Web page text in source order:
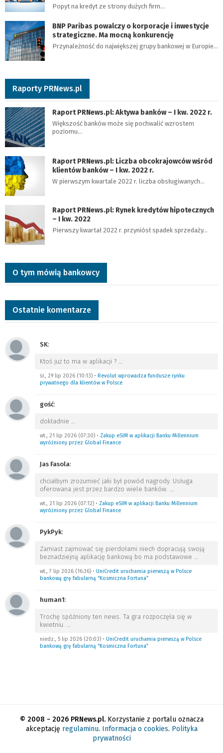
Popyt na kredyt ze strony dużych firm…
BNP Paribas powalczy o korporacje i inwestycje
strategiczne. Ma mocną konkurencję
Przynależność do największej grupy bankowej w Europie…
Raporty PRNews.pl
Raport PRNews.pl: Aktywa banków – I kw. 2022 r.
Większość banków może się pochwalić wzrostem
poziomu…
Raport PRNews.pl: Liczba obcokrajowców wśród
klientów banków – I kw. 2022 r.
W pierwszym kwartale 2022 r. liczba obsługiwanych…
Raport PRNews.pl: Rynek kredytów hipotecznych
– I kw. 2022
Pierwszy kwartał 2022 r. przyniósł spadek sprzedaży…
O tym mówią bankowcy
Ostatnie komentarze
SK:
Ktoś już to ma w aplikacji ? …
śr., 29 lip 2026 (10:13) • Revolut wprowadza fundusze rynku
prywatnego dla klientów w Polsce
gość:
dokładnie …
wt., 21 lip 2026 (07:30) • Zakup eSIM w aplikacji Banku Millennium
wyróżniony przez Global Finance
Jas Fasola:
chciałbym zrozumieć jaki był powód nagrody. Usługa
oferowana jest przez bardzo wiele banków. …
wt., 21 lip 2026 (07:12) • Zakup eSIM w aplikacji Banku Millennium
wyróżniony przez Global Finance
PykPyk:
Zamiast zajmować się pierdołami niech dopracują swoją
beznadziejną aplikację bankową bo ma podstawowe …
wt., 7 lip 2026 (16:36) • UniCredit uruchamia pierwszą w Polsce
bankową grę fabularną “Kosmiczna Fortuna”
human1:
Trochę spóźniony ten news. Ta gra rozpoczęła się w
kwietniu. …
niedz., 5 lip 2026 (20:03) • UniCredit uruchamia pierwszą w Polsce
bankową grę fabularną “Kosmiczna Fortuna”
© 2008 − 2026 PRNews.pl.Korzystanie z portalu oznacza
akceptację regulaminu. Informacja o cookies. Polityka
prywatności